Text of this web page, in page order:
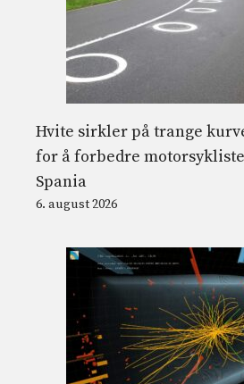
Hvite sirkler på trange
for å forbedre
Spania
6. august 2026